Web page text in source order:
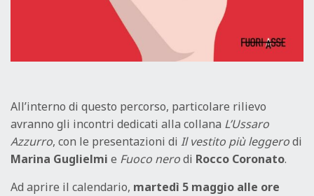
All’interno di questo percorso, particolare rilievo
avranno gli incontri dedicati alla collana L’Ussaro
Azzurro, con le presentazioni di Il vestito più leggerodi
Marina Guglielmi e Fuoco nerodi Rocco Coronato.
Ad aprire il calendario, martedì 5 maggio alle ore